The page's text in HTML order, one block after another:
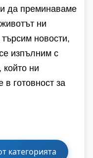
да преминаваме
ни
новости,
изпълним с
който ни
готовност за
категорията